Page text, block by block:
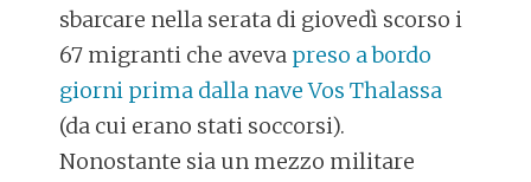
sbarcare nella serata di giovedì scorso i
67 migranti che aveva preso a bordo
giorni prima dalla nave Vos Thalassa
(da cui erano stati soccorsi).
Nonostante sia un mezzo militare